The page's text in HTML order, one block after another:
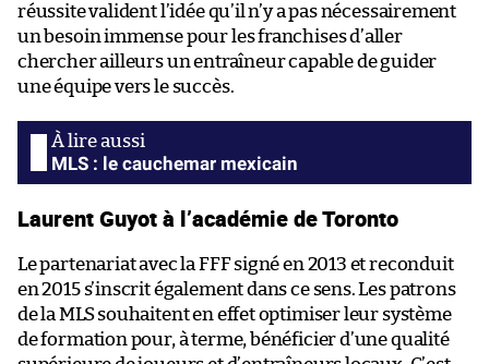
réussite valident l’idée qu’il n’y a pas nécessairement
un besoin immense pour les franchises d’aller
chercher ailleurs un entraîneur capable de guider
une équipe vers le succès.
MLS : le cauchemar mexicain
Laurent Guyot à l’académie de Toronto
Le partenariat avec la FFF signé en 2013 et reconduit
en 2015 s’inscrit également dans ce sens. Les patrons
de la MLS souhaitent en effet optimiser leur système
de formation pour, à terme, bénéficier d’une qualité